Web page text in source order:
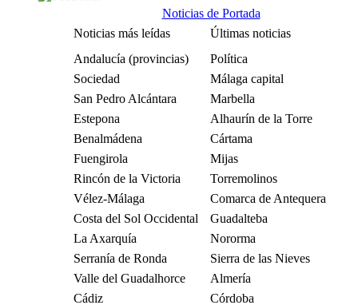
Noticias de Portada
Noticias más leídas
Últimas noticias
Andalucía (provincias)
Política
Sociedad
Málaga capital
San Pedro Alcántara
Marbella
Estepona
Alhaurín de la Torre
Benalmádena
Cártama
Fuengirola
Mijas
Rincón de la Victoria
Torremolinos
Vélez-Málaga
Comarca de Antequera
Costa del Sol Occidental
Guadalteba
La Axarquía
Nororma
Serranía de Ronda
Sierra de las Nieves
Valle del Guadalhorce
Almería
Cádiz
Córdoba